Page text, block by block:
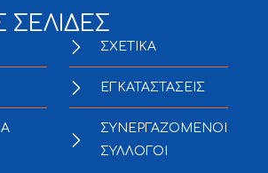
ΣΕΛΙΔΕΣ
ΣΧΕΤΙΚΑ
ΕΓΚΑΤΑΣΤΑΣΕΙΣ
ΣΥΝΕΡΓΑΖΟΜΕΝΟΙ
ΣΥΛΛΟΓΟΙ